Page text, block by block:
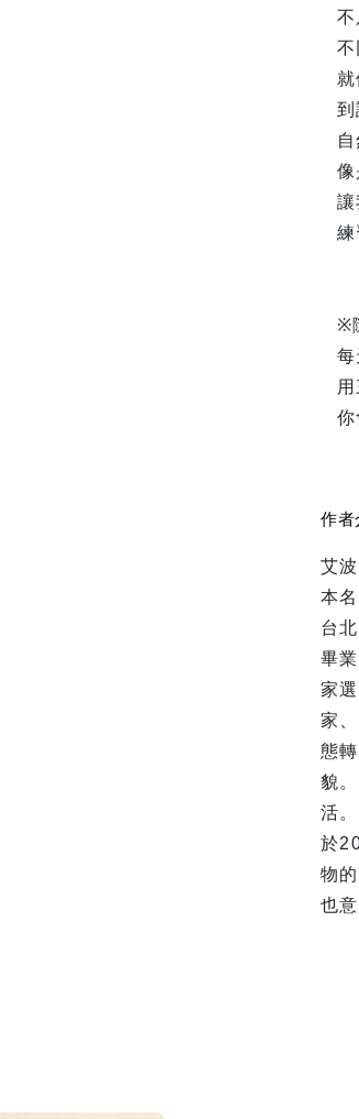
不
不
到
像
讓
※
每
作者
艾波
本
台
畢
家
家
態
貌
活。
於
物
也